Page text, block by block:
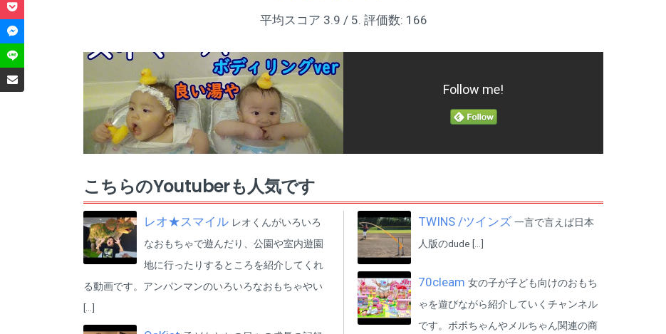
_8977a9a20d/items
インスタグラムのフォローもお
願いします
https://www.instagram.com/pat
h7way/
#二卵性男女双子赤ちゃん
#TWINsふたごチャンネル#活動
Gemini (feat.sorateras) / ALL
(P) & (C) Star Music
Entertainment Inc.
_8977a9a20d/items
願いします
#TWINsふたごチャンネル#へそ
Gemini (feat.sorateras) / ALL
んのでご承知おきください
↓こちらでTWINsふたごチャンネ
ルにて紹介しているアイテム
等、載せるようにしました。参
考にしてもらえると嬉しいで
す。
【ごうくん＆ふわちゃんの楽天
_8977a9a20d/items
インスタグラムのフォローもお
願いします
https://www.instagram.com/pat
h7way/
#TWINsふたごチャンネル#子猫
Gemini (feat.sorateras) / ALL
平均スコア 3.9 / 5. 評価数: 166
Follow me!
こちらのYoutuberも人気です
レオ★スマイル レオくんがいろいろ
なおもちゃで遊んだり、公園や室内遊園
地に行ったりするところを紹介してくれ
る動画です。アンパンマンのいろいろなおもちゃやい
[…]
TWINS /ツインズ 一言で言えば日本
人版のdude […]
70cleam 女の子が子ども向けのおもち
ゃを遊びながら紹介していくチャンネル
です。ポポちゃんやメルちゃん関連の商